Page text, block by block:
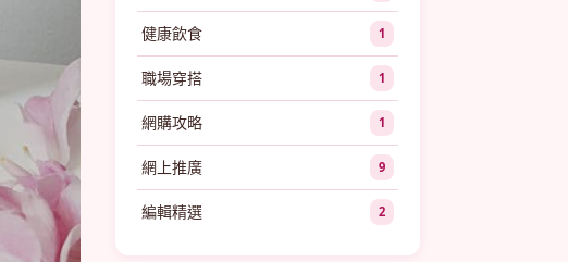
健康飲食 1
職場穿搭 1
網購攻略 1
網上推廣 9
編輯精選 2